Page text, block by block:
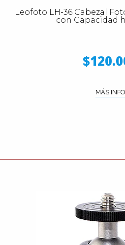
Leofoto LH-36 Cabezal
con Capacidad
MÁS INFO